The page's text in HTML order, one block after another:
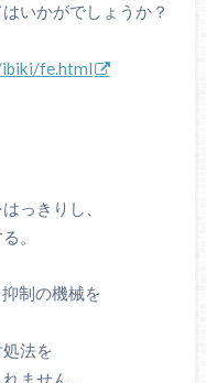
いかがでしょうか？
fe.html
っきりし、
。
制の機械を
法を
ません。